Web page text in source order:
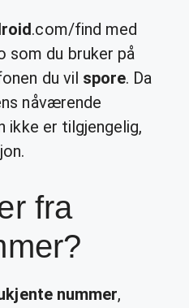
.com/find med
som du bruker på
du vil spore. Da
nåværende
ikke er tilgjengelig,
fra
nummer,